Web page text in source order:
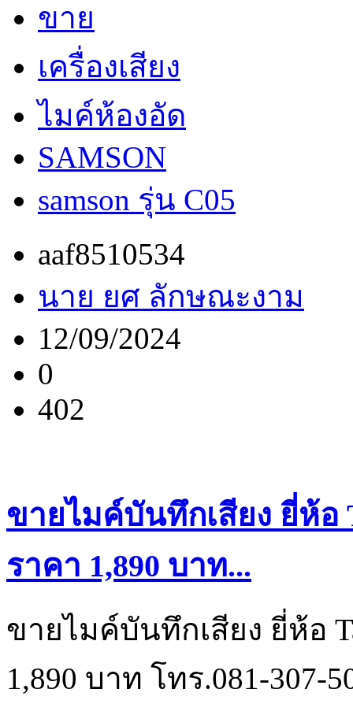
ขาย
เครื่องเสียง
ไมค์ห้องอัด
SAMSON
samson รุ่น C05
aaf8510534
นาย ยศ ลักษณะงาม
12/09/2024
0
402
ขายไมค์บันทึกเสียง ยี่ห้อ
ราคา 1,890 บาท...
ขายไมค์บันทึกเสียง ยี่ห้อ
1,890 บาท โทร.081-307-